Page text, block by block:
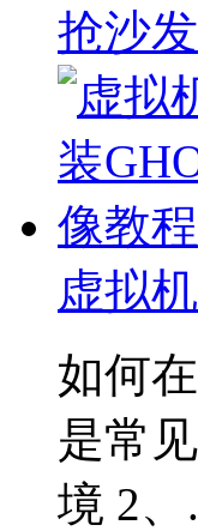
抢沙发
虚拟
如何
是常
境 2、